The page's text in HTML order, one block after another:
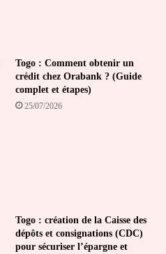
Togo : Comment obtenir un
crédit chez Orabank ? (Guide
complet et étapes)
25/07/2026
Togo : création de la Caisse des
dépôts et consignations (CDC)
pour sécuriser l’épargne et